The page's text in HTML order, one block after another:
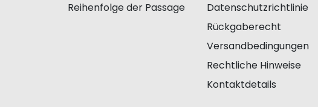
Reihenfolge der Passage
Datenschutzrichtlinie
Rückgaberecht
Versandbedingungen
Rechtliche Hinweise
Kontaktdetails